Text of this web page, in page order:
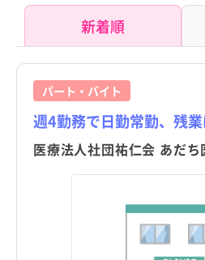
新着順
パート・バイト
週4勤務で日勤常勤、残
医療法人社団祐仁会 あだち